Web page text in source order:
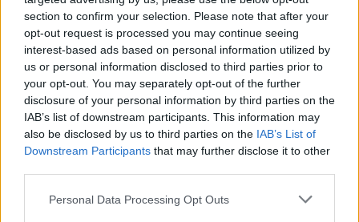
section to confirm your selection. Please note that after your
opt-out request is processed you may continue seeing
interest-based ads based on personal information utilized by
us or personal information disclosed to third parties prior to
your opt-out. You may separately opt-out of the further
disclosure of your personal information by third parties on the
IAB’s list of downstream participants. This information may
also be disclosed by us to third parties on the IAB’s List of
Downstream Participants that may further disclose it to other
Personal Data Processing Opt Outs
Keine Angebote verpassen
Aktuelle News
Spannende Lesetipps
Gratis und jederzeit kündbar